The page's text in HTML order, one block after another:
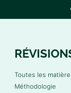
Toutes les
Méthodologie